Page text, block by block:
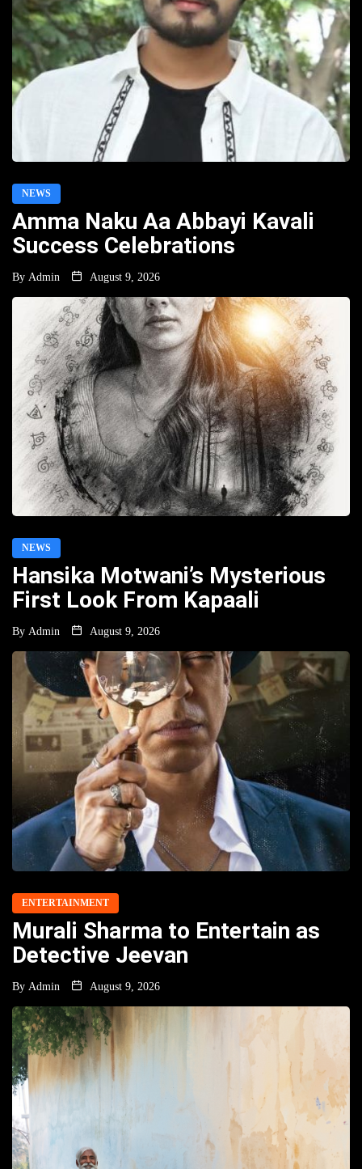
NEWS
Amma Naku Aa Abbayi Kavali
Success Celebrations
By Admin August 9, 2026
NEWS
Hansika Motwani’s Mysterious
First Look From Kapaali
By Admin August 9, 2026
ENTERTAINMENT
Murali Sharma to Entertain as
Detective Jeevan
By Admin August 9, 2026